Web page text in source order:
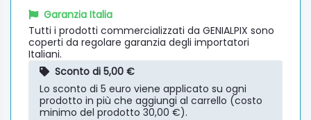
Garanzia Italia
Tutti i prodotti commercializzati da GENIALPIX sono
coperti da regolare garanzia degli importatori
Italiani.
Sconto di 5,00 €
Lo sconto di 5 euro viene applicato su ogni
prodotto in più che aggiungi al carrello (costo
minimo del prodotto 30,00 €).